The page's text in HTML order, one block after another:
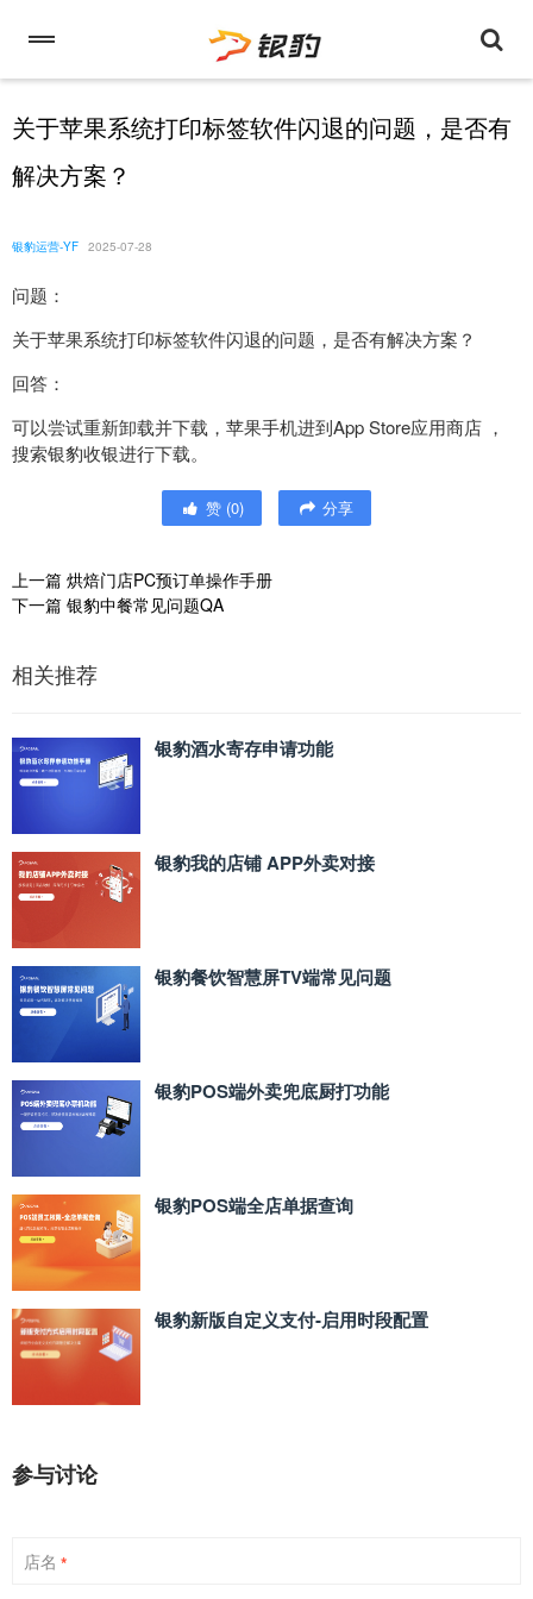
关于苹果系统打印标签软件闪退的问题，是否有
解决方案？
银豹运营-YF 2025-07-28
问题：
关于苹果系统打印标签软件闪退的问题，是否有解决方案？
回答：
可以尝试重新卸载并下载，苹果手机进到App Store应用商店 ，
搜索银豹收银进行下载。
赞 (0) 分享
上一篇 烘焙门店PC预订单操作手册
下一篇 银豹中餐常见问题QA
相关推荐
银豹酒水寄存申请功能
银豹我的店铺 APP外卖对接
银豹餐饮智慧屏TV端常见问题
银豹POS端外卖兜底厨打功能
银豹POS端全店单据查询
银豹新版自定义支付‑启用时段配置
参与讨论
店名 *